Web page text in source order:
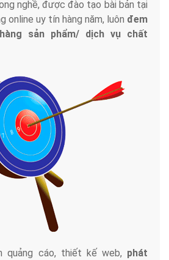
nghề, được đào tạo bài bản tại
online uy tín hàng năm, luôn đem
sản phẩm/ dịch vụ chất
quảng cáo, thiết kế web, phát